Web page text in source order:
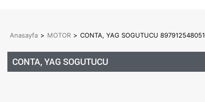
Anasayfa > MOTOR > CONTA, YAG SOGUTUCU 897912548051
CONTA, YAG SOGUTUCU